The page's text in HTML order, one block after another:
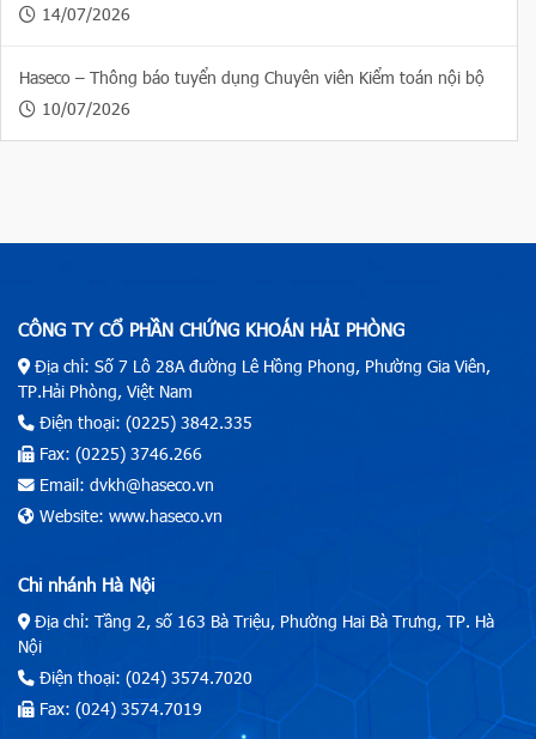
14/07/2026
Haseco – Thông báo tuyển dụng Chuyên viên Kiểm toán nội bộ
10/07/2026
CÔNG TY CỔ PHẦN CHỨNG KHOÁN HẢI PHÒNG
Địa chỉ: Số 7 Lô 28A đường Lê Hồng Phong, Phường Gia Viên,
TP.Hải Phòng, Việt Nam
Điện thoại: (0225) 3842.335
Fax: (0225) 3746.266
Email: dvkh@haseco.vn
Website: www.haseco.vn
Chi nhánh Hà Nội
Địa chỉ: Tầng 2, số 163 Bà Triệu, Phường Hai Bà Trưng, TP. Hà
Nội
Điện thoại: (024) 3574.7020
Fax: (024) 3574.7019